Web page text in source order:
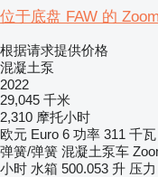
位于底盘 FAW 的
根据请求提供价格
混凝土泵
2022
29,045 千米
2,310 摩托小时
欧元 Euro 6 功率 311 千
弹簧/弹簧 混凝土泵车
小时 水箱 500.053 升 压力